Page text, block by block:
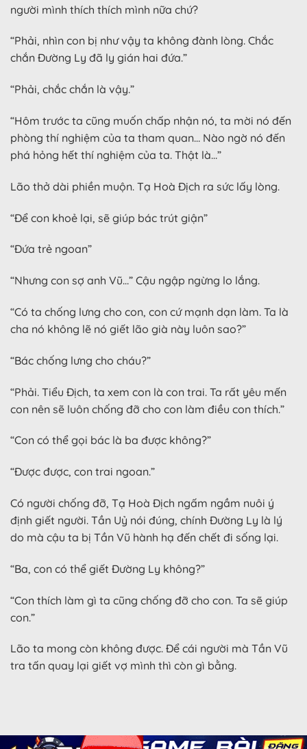
người mình thích thích mình nữa chứ?
“Phải, nhìn con bị như vậy ta không đành lòng. Chắc
chắn Đường Ly đã ly gián hai đứa.”
“Phải, chắc chắn là vậy.”
“Hôm trước ta cũng muốn chấp nhận nó, ta mời nó đến
phòng thí nghiệm của ta tham quan… Nào ngờ nó đến
phá hỏng hết thí nghiệm của ta. Thật là…”
Lão thở dài phiền muộn. Tạ Hoà Địch ra sức lấy lòng.
“Để con khoẻ lại, sẽ giúp bác trút giận”
“Đứa trẻ ngoan”
“Nhưng con sợ anh Vũ…” Cậu ngập ngừng lo lắng.
“Có ta chống lưng cho con, con cứ mạnh dạn làm. Ta là
cha nó không lẽ nó giết lão già này luôn sao?”
“Bác chống lưng cho cháu?”
“Phải. Tiểu Địch, ta xem con là con trai. Ta rất yêu mến
con nên sẽ luôn chống đỡ cho con làm điều con thích.”
“Con có thể gọi bác là ba được không?”
“Được được, con trai ngoan.”
Có người chống đỡ, Tạ Hoà Địch ngấm ngầm nuôi ý
định giết người. Tần Uỷ nói đúng, chính Đường Ly là lý
do mà cậu ta bị Tần Vũ hành hạ đến chết đi sống lại.
“Ba, con có thể giết Đường Ly không?”
“Con thích làm gì ta cũng chống đỡ cho con. Ta sẽ giúp
con.”
Lão ta mong còn không được. Để cái người mà Tần Vũ
tra tấn quay lại giết vợ mình thì còn gì bằng.